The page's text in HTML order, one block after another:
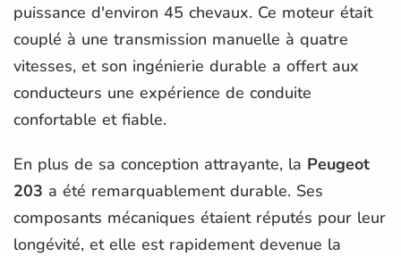
puissance d'environ 45 chevaux. Ce moteur était
couplé à une transmission manuelle à quatre
vitesses, et son ingénierie durable a offert aux
conducteurs une expérience de conduite
confortable et fiable.
En plus de sa conception attrayante, la Peugeot
203 a été remarquablement durable. Ses
composants mécaniques étaient réputés pour leur
longévité, et elle est rapidement devenue la